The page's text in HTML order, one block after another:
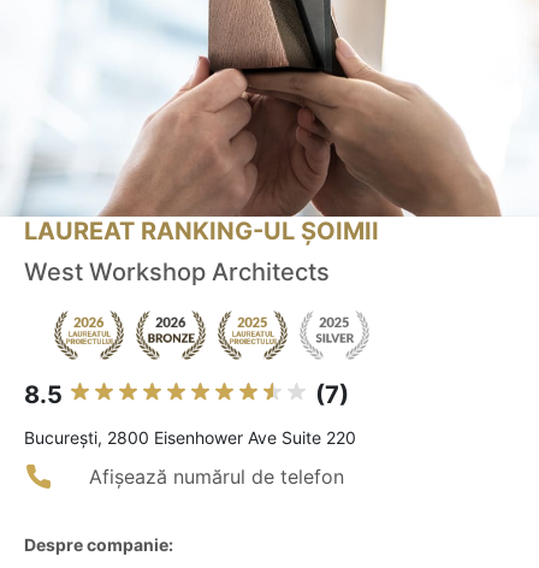
LAUREAT RANKING-UL ȘOIMII
West Workshop Architects
8.5 (7)
Bucureşti, 2800 Eisenhower Ave Suite 220
Afișează numărul de telefon
Despre companie: